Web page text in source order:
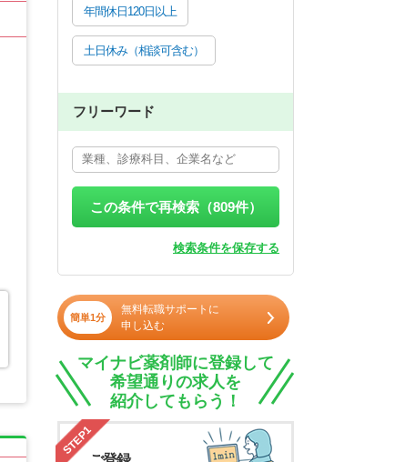
年間休日120日以上
土日休み（相談可含む）
フリーワード
この条件で再検索（809件）
検索条件を保存する
簡単1分
無料転職サポートに
申し込む
マイナビ薬剤師に登録して
希望通りの求人を
紹介してもらう！
STEP1